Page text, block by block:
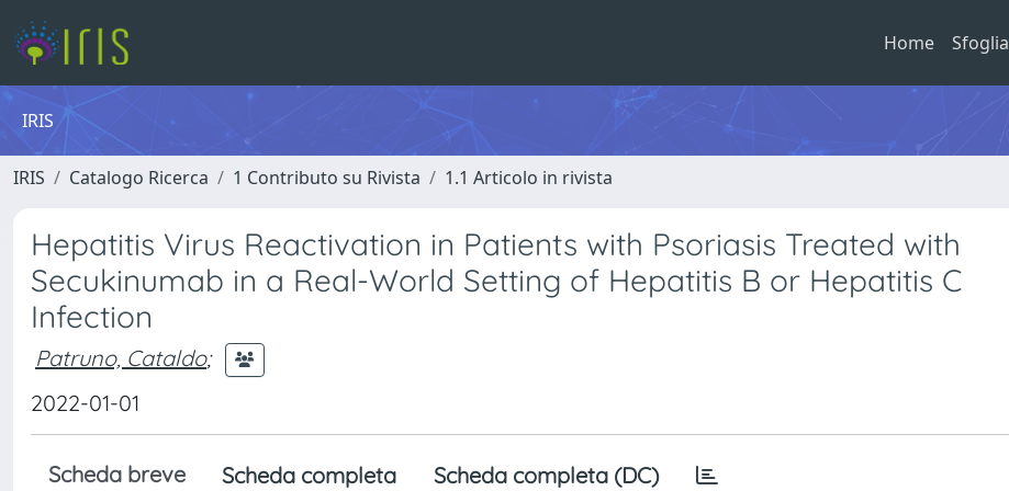
Home Sfoglia
IRIS
IRIS Catalogo Ricerca 1 Contributo su Rivista 1.1 Articolo in rivista
Hepatitis Virus Reactivation in Patients with Psoriasis Treated with
Secukinumab in a Real-World Setting of Hepatitis B or Hepatitis C
Infection
Patruno, Cataldo;
2022-01-01
Scheda breve Scheda completa Scheda completa (DC)